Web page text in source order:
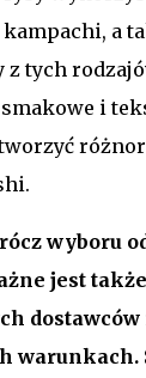
a
tych
i
wyboru
jest
warunkach.